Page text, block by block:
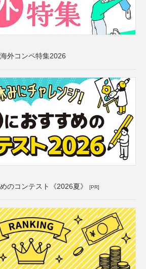
外コンペ特集2026
のコンテスト《2026夏》 [PR]